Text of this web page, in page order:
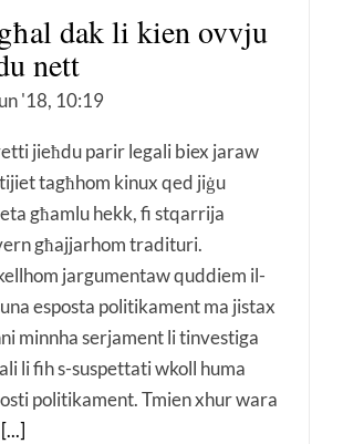
dak li kien ovvju
nett
'18, 10:19
jieħdu parir legali biex jaraw
tagħhom kinux qed jiġu
għamlu hekk, fi stqarrija
għajjarhom tradituri.
jargumentaw quddiem il-
esposta politikament ma jistax
minnha serjament li tinvestiga
li fih s-suspettati wkoll huma
politikament. Tmien xhur wara
[...]